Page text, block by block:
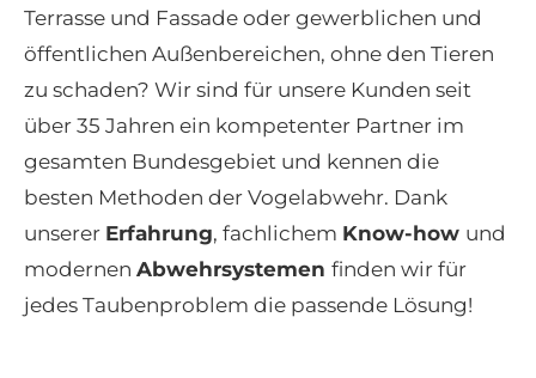
Terrasse und Fassade oder gewerblichen und
öffentlichen Außenbereichen, ohne den Tieren
zu schaden? Wir sind für unsere Kunden seit
über 35 Jahren ein kompetenter Partner im
gesamten Bundesgebiet und kennen die
besten Methoden der Vogelabwehr. Dank
unserer Erfahrung, fachlichem Know-how und
modernen Abwehrsystemen finden wir für
jedes Taubenproblem die passende Lösung!